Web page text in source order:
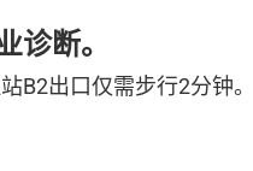
诊断。
B2出口仅需步行2分钟。